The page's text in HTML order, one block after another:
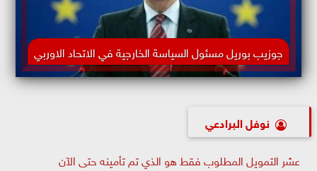
جوزيب بوريل مسئول السياسة الخارجية في الاتحاد الاوربي
نوفل البرادعي
عشر التمويل المطلوب فقط هو الذي تم تأمينه حتى الآن